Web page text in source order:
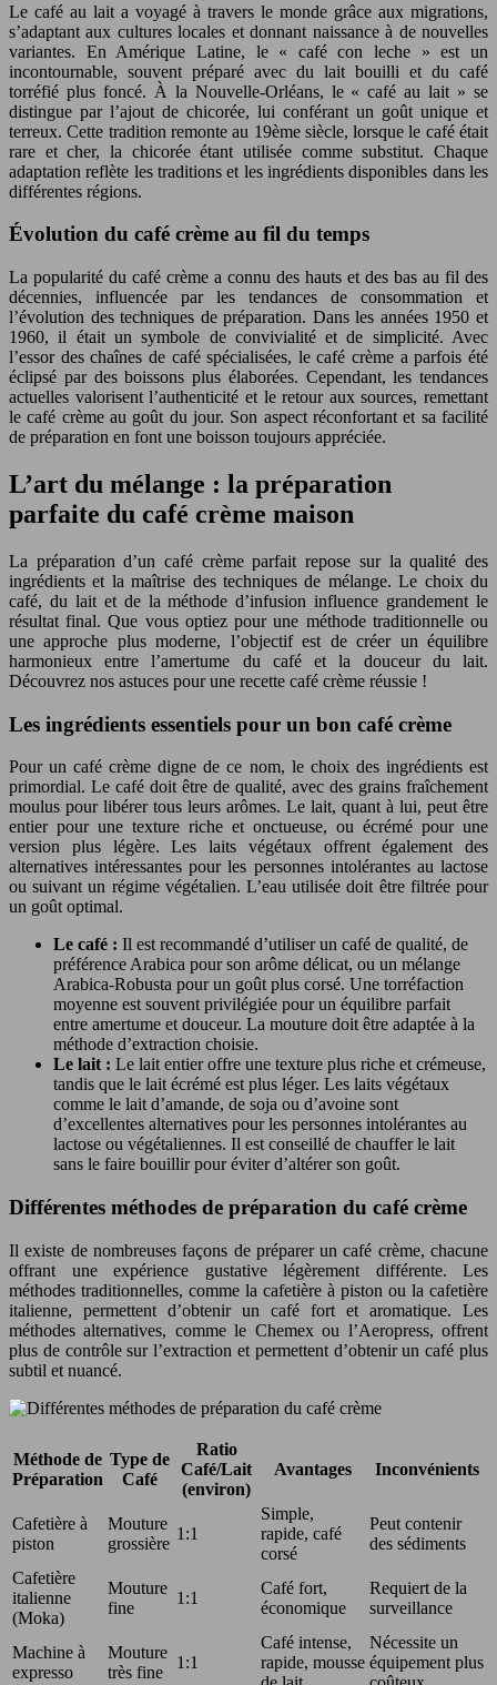
Le café au lait a voyagé à travers le monde grâce aux migrations,
s’adaptant aux cultures locales et donnant naissance à de nouvelles
variantes. En Amérique Latine, le « café con leche » est un
incontournable, souvent préparé avec du lait bouilli et du café
torréfié plus foncé. À la Nouvelle-Orléans, le « café au lait » se
distingue par l’ajout de chicorée, lui conférant un goût unique et
terreux. Cette tradition remonte au 19ème siècle, lorsque le café était
rare et cher, la chicorée étant utilisée comme substitut. Chaque
adaptation reflète les traditions et les ingrédients disponibles dans les
différentes régions.
Évolution du café crème au fil du temps
La popularité du café crème a connu des hauts et des bas au fil des
décennies, influencée par les tendances de consommation et
l’évolution des techniques de préparation. Dans les années 1950 et
1960, il était un symbole de convivialité et de simplicité. Avec
l’essor des chaînes de café spécialisées, le café crème a parfois été
éclipsé par des boissons plus élaborées. Cependant, les tendances
actuelles valorisent l’authenticité et le retour aux sources, remettant
le café crème au goût du jour. Son aspect réconfortant et sa facilité
de préparation en font une boisson toujours appréciée.
L’art du mélange : la préparation
parfaite du café crème maison
La préparation d’un café crème parfait repose sur la qualité des
ingrédients et la maîtrise des techniques de mélange. Le choix du
café, du lait et de la méthode d’infusion influence grandement le
résultat final. Que vous optiez pour une méthode traditionnelle ou
une approche plus moderne, l’objectif est de créer un équilibre
harmonieux entre l’amertume du café et la douceur du lait.
Découvrez nos astuces pour une recette café crème réussie !
Les ingrédients essentiels pour un bon café crème
Pour un café crème digne de ce nom, le choix des ingrédients est
primordial. Le café doit être de qualité, avec des grains fraîchement
moulus pour libérer tous leurs arômes. Le lait, quant à lui, peut être
entier pour une texture riche et onctueuse, ou écrémé pour une
version plus légère. Les laits végétaux offrent également des
alternatives intéressantes pour les personnes intolérantes au lactose
ou suivant un régime végétalien. L’eau utilisée doit être filtrée pour
un goût optimal.
Le café : Il est recommandé d’utiliser un café de qualité, de
préférence Arabica pour son arôme délicat, ou un mélange
Arabica-Robusta pour un goût plus corsé. Une torréfaction
moyenne est souvent privilégiée pour un équilibre parfait
entre amertume et douceur. La mouture doit être adaptée à la
méthode d’extraction choisie.
Le lait : Le lait entier offre une texture plus riche et crémeuse,
tandis que le lait écrémé est plus léger. Les laits végétaux
comme le lait d’amande, de soja ou d’avoine sont
d’excellentes alternatives pour les personnes intolérantes au
lactose ou végétaliennes. Il est conseillé de chauffer le lait
sans le faire bouillir pour éviter d’altérer son goût.
Différentes méthodes de préparation du café crème
Il existe de nombreuses façons de préparer un café crème, chacune
offrant une expérience gustative légèrement différente. Les
méthodes traditionnelles, comme la cafetière à piston ou la cafetière
italienne, permettent d’obtenir un café fort et aromatique. Les
méthodes alternatives, comme le Chemex ou l’Aeropress, offrent
plus de contrôle sur l’extraction et permettent d’obtenir un café plus
subtil et nuancé.
Méthode de
Préparation
Type de
Café
Ratio
Café/Lait
(environ)
Avantages Inconvénients
Cafetière à
piston
Mouture
grossière
1:1
Simple,
rapide, café
corsé
Peut contenir
des sédiments
Cafetière
italienne
(Moka)
Mouture
fine
1:1
Café fort,
économique
Requiert de la
surveillance
Machine à
expresso
Mouture
très fine
1:1
Café intense,
rapide, mousse
Nécessite un
équipement plus